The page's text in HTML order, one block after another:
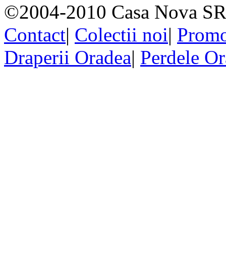
©2004-2010 Casa Nova
Contact| Colectii noi|
Draperii Oradea| Perdele